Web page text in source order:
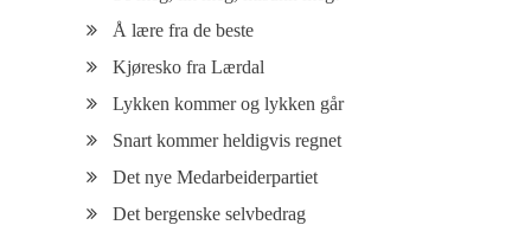
Å lære fra de beste
Kjøresko fra Lærdal
Lykken kommer og lykken går
Snart kommer heldigvis regnet
Det nye Medarbeiderpartiet
Det bergenske selvbedrag